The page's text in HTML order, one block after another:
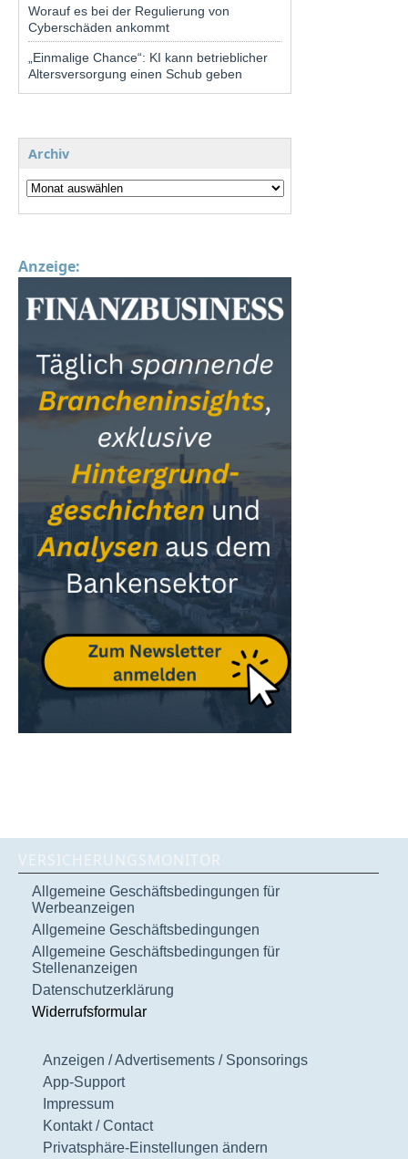
Worauf es bei der Regulierung von
Cyberschäden ankommt
„Einmalige Chance“: KI kann betrieblicher
Altersversorgung einen Schub geben
Archiv
Anzeige:
VERSICHERUNGSMONITOR
Allgemeine Geschäftsbedingungen für
Werbeanzeigen
Allgemeine Geschäftsbedingungen
Allgemeine Geschäftsbedingungen für
Stellenanzeigen
Datenschutzerklärung
Widerrufsformular
Anzeigen / Advertisements / Sponsorings
App-Support
Impressum
Kontakt / Contact
Privatsphäre-Einstellungen ändern